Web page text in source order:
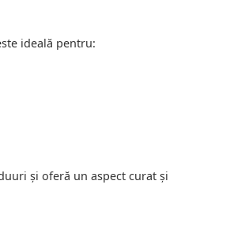
ideală pentru:
și oferă un aspect curat și